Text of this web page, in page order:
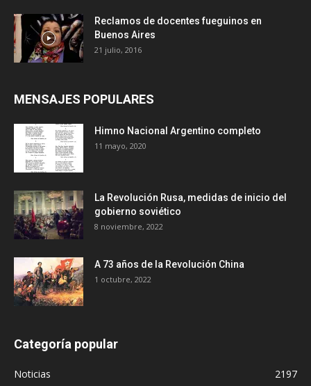
Reclamos de docentes fueguinos en
Buenos Aires
21 julio, 2016
MENSAJES POPULARES
Himno Nacional Argentino completo
11 mayo, 2020
La Revolución Rusa, medidas de inicio del
gobierno soviético
8 noviembre, 2022
A 73 años de la Revolución China
1 octubre, 2022
Categoría popular
Noticias
2197